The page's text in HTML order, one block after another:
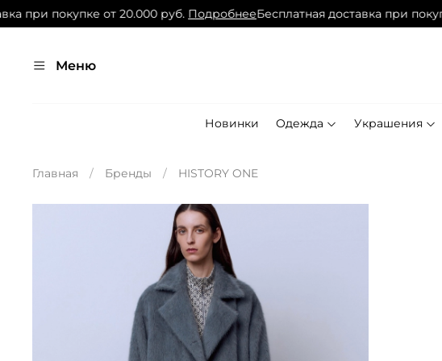
покупке от 20.000 руб.ПодробнееБесплатная доставка при покупке
Меню
Новинки Одежда Украшения
Главная Бренды HISTORY ONE